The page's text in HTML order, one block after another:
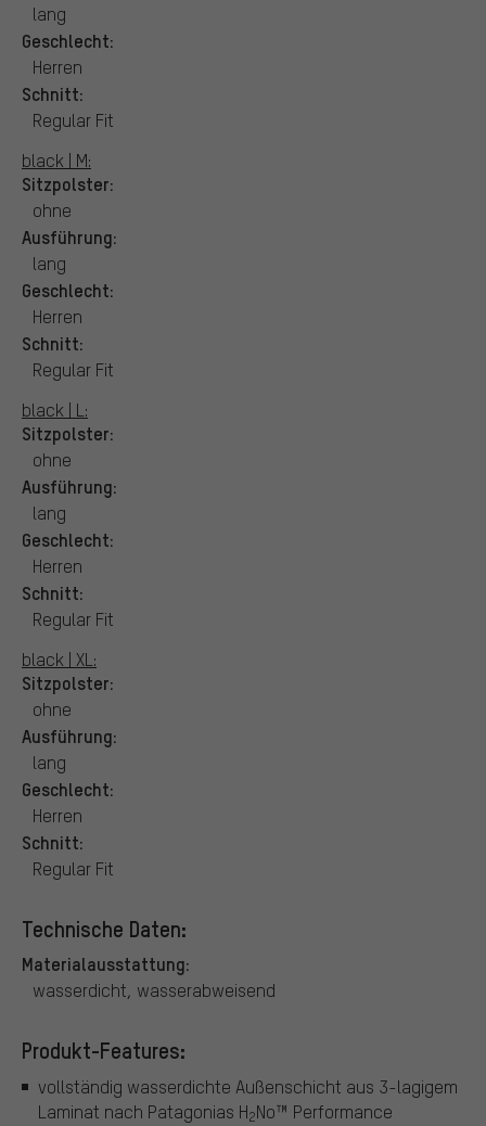
lang
Geschlecht:
Herren
Schnitt:
Regular Fit
black | M:
Sitzpolster:
ohne
Ausführung:
lang
Geschlecht:
Herren
Schnitt:
Regular Fit
black | L:
Sitzpolster:
ohne
Ausführung:
lang
Geschlecht:
Herren
Schnitt:
Regular Fit
black | XL:
Sitzpolster:
ohne
Ausführung:
lang
Geschlecht:
Herren
Schnitt:
Regular Fit
Technische Daten:
Materialausstattung:
wasserdicht, wasserabweisend
Produkt-Features:
vollständig wasserdichte Außenschicht aus 3-lagigem
Laminat nach Patagonias H2No™ Performance